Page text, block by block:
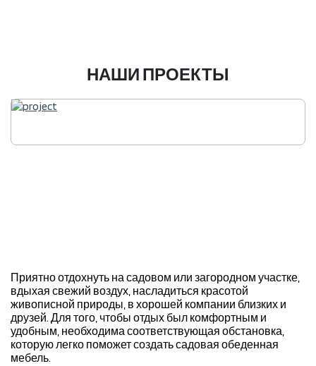
НАШИ ПРОЕКТЫ
Приятно отдохнуть на садовом или загородном участке,
вдыхая свежий воздух, насладиться красотой
живописной природы, в хорошей компании близких и
друзей. Для того, чтобы отдых был комфортным и
удобным, необходима соответствующая обстановка,
которую легко поможет создать садовая обеденная
мебель.